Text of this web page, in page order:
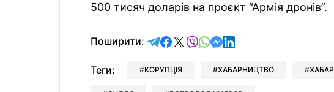
500 тисяч доларів на проєкт “Армія дронів”.
Поширити: відправити у Telegram
поділитись у Facebook
поділитись у X
відправити у Viber
відправити у Whatsapp
відправити у Messenger
відправити у LinkedIn
Теги: КОРУПЦІЯ ХАБАРНИЦТВО ХАБАР